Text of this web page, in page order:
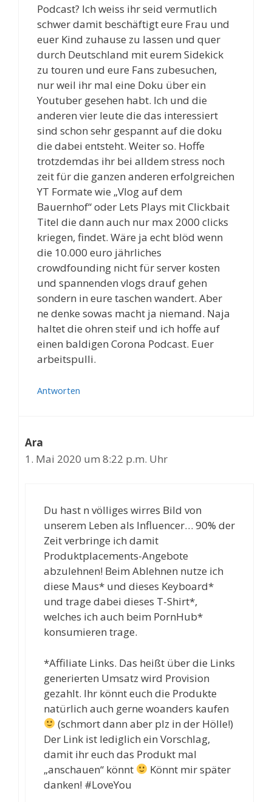
Podcast? Ich weiss ihr seid vermutlich
schwer damit beschäftigt eure Frau und
euer Kind zuhause zu lassen und quer
durch Deutschland mit eurem Sidekick
zu touren und eure Fans zubesuchen,
nur weil ihr mal eine Doku über ein
Youtuber gesehen habt. Ich und die
anderen vier leute die das interessiert
sind schon sehr gespannt auf die doku
die dabei entsteht. Weiter so. Hoffe
trotzdemdas ihr bei alldem stress noch
zeit für die ganzen anderen erfolgreichen
YT Formate wie „Vlog auf dem
Bauernhof“ oder Lets Plays mit Clickbait
Titel die dann auch nur max 2000 clicks
kriegen, findet. Wäre ja echt blöd wenn
die 10.000 euro jährliches
crowdfounding nicht für server kosten
und spannenden vlogs drauf gehen
sondern in eure taschen wandert. Aber
ne denke sowas macht ja niemand. Naja
haltet die ohren steif und ich hoffe auf
einen baldigen Corona Podcast. Euer
arbeitspulli.
Antworten
Ara
1. Mai 2020 um 8:22 p.m. Uhr
Du hast n völliges wirres Bild von
unserem Leben als Influencer… 90% der
Zeit verbringe ich damit
Produktplacements-Angebote
abzulehnen! Beim Ablehnen nutze ich
diese Maus* und dieses Keyboard*
und trage dabei dieses T-Shirt*,
welches ich auch beim PornHub*
konsumieren trage.
*Affiliate Links. Das heißt über die Links
generierten Umsatz wird Provision
gezahlt. Ihr könnt euch die Produkte
natürlich auch gerne woanders kaufen
(schmort dann aber plz in der Hölle!)
Der Link ist lediglich ein Vorschlag,
damit ihr euch das Produkt mal
„anschauen“ könnt
Könnt mir später
danken! #LoveYou